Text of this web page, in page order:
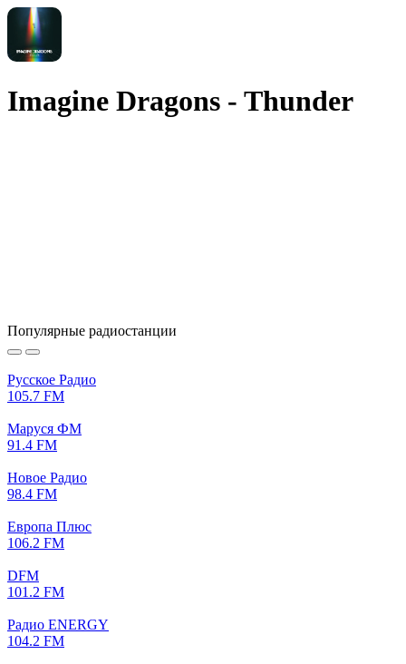
Imagine Dragons - Thunder
Популярные радиостанции
Русское Радио
105.7 FM
Маруся ФМ
91.4 FM
Новое Радио
98.4 FM
Европа Плюс
106.2 FM
DFM
101.2 FM
Радио ENERGY
104.2 FM